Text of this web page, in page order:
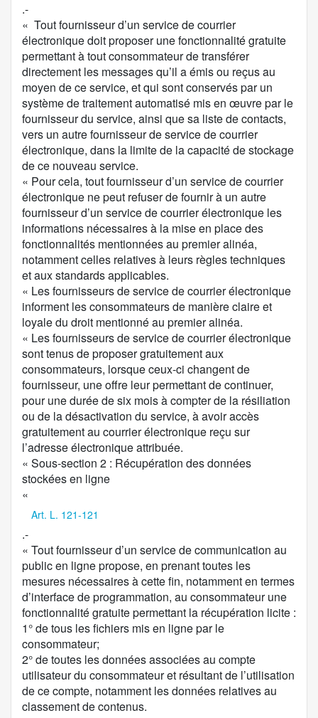
l
a
p
r
o
p
o
s
i
t
i
o
n
:
.-
« Tout fournisseur d’un service de courrier
électronique doit proposer une fonctionnalité gratuite
permettant à tout consommateur de transférer
directement les messages qu’il a émis ou reçus au
moyen de ce service, et qui sont conservés par un
système de traitement automatisé mis en œuvre par le
fournisseur du service, ainsi que sa liste de contacts,
vers un autre fournisseur de service de courrier
électronique, dans la limite de la capacité de stockage
de ce nouveau service.
« Pour cela, tout fournisseur d’un service de courrier
électronique ne peut refuser de fournir à un autre
fournisseur d’un service de courrier électronique les
informations nécessaires à la mise en place des
fonctionnalités mentionnées au premier alinéa,
notamment celles relatives à leurs règles techniques
et aux standards applicables.
« Les fournisseurs de service de courrier électronique
informent les consommateurs de manière claire et
loyale du droit mentionné au premier alinéa.
« Les fournisseurs de service de courrier électronique
sont tenus de proposer gratuitement aux
consommateurs, lorsque ceux-ci changent de
fournisseur, une offre leur permettant de continuer,
pour une durée de six mois à compter de la résiliation
ou de la désactivation du service, à avoir accès
gratuitement au courrier électronique reçu sur
l’adresse électronique attribuée.
« Sous-section 2 : Récupération des données
stockées en ligne
«
Art. L. 121-121
.-
« Tout fournisseur d’un service de communication au
public en ligne propose, en prenant toutes les
mesures nécessaires à cette fin, notamment en termes
d’interface de programmation, au consommateur une
fonctionnalité gratuite permettant la récupération licite :
1° de tous les fichiers mis en ligne par le
consommateur;
2° de toutes les données associées au compte
utilisateur du consommateur et résultant de l’utilisation
de ce compte, notamment les données relatives au
classement de contenus.